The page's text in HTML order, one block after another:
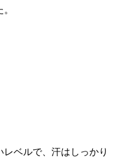
ベルで、汗はしっかり